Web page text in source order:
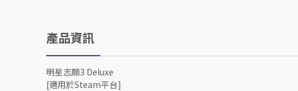
產品資訊
明星志願3 Deluxe
[適用於Steam平台]